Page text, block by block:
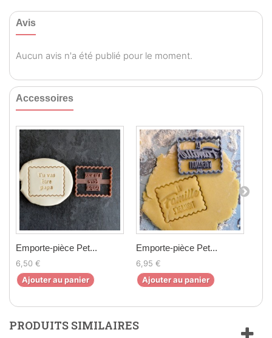
Avis
Aucun avis n'a été publié pour le moment.
Accessoires
Emporte-pièce Pet...
6,50 €
Ajouter au panier
Emporte-pièce Pet...
6,95 €
Ajouter au panier
PRODUITS SIMILAIRES